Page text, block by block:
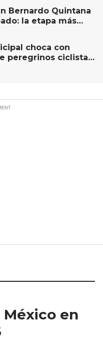
Bernardo Quintana
la etapa más
vial
choca con
peregrinos ciclistas
México-Querétaro
México en